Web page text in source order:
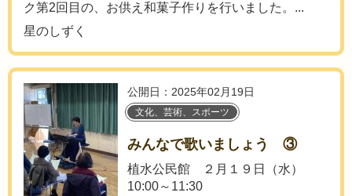
ク第2回目の、お供え和菓子作りを行いました。...
星のしずく
公開日：2025年02月19日
文化、芸術、スポーツ
みんなで歌いましょう ③
植水公民館 ２月１９日（水）
10:00～11:30